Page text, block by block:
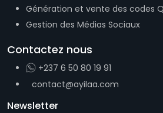
Génération et vente des codes
Gestion des Médias Sociaux
Contactez nous
+237 6 50 80 19 91
contact@ayilaa.com
Newsletter